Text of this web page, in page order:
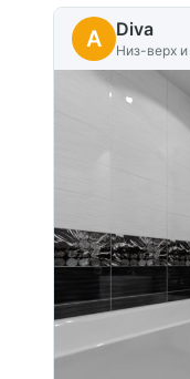
A Diva
Низ-верх